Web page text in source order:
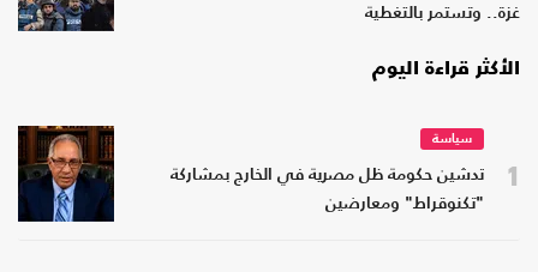
غزة.. وتستمر بالتغطية
الأكثر قراءة اليوم
1
سياسة
تدشين حكومة ظل مصرية في الخارج بمشاركة
"تكنوقراط" ومعارضين